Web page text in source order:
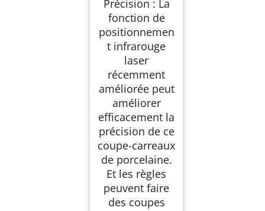
Précision : La
fonction de
positionnemen
t infrarouge
laser
récemment
améliorée peut
améliorer
efficacement la
précision de ce
coupe-carreaux
de porcelaine.
Et les règles
peuvent faire
des coupes